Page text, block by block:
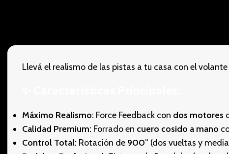
Llevá el realismo de las pistas a tu casa con el
Máximo Realismo: Force Feedback con dos motores
Calidad Premium: Forrado en cuero cosido a mano
Control Total: Rotación de 900° (dos vueltas y